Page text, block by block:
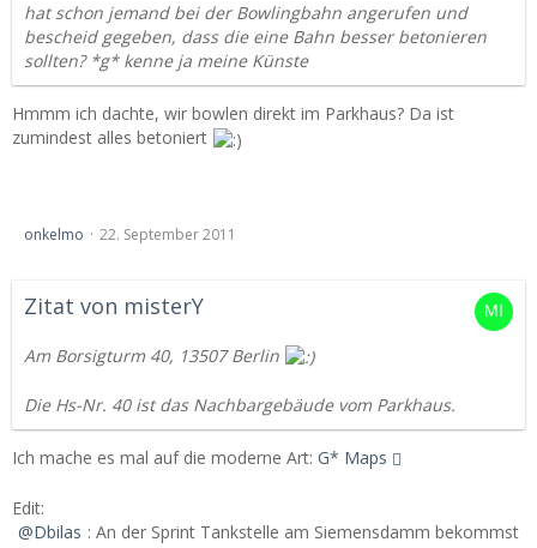
hat schon jemand bei der Bowlingbahn angerufen und
bescheid gegeben, dass die eine Bahn besser betonieren
sollten? *g* kenne ja meine Künste
Hmmm ich dachte, wir bowlen direkt im Parkhaus? Da ist
zumindest alles betoniert
onkelmo 22. September 2011
Zitat von misterY
Am Borsigturm 40, 13507 Berlin
Die Hs-Nr. 40 ist das Nachbargebäude vom Parkhaus.
Ich mache es mal auf die moderne Art: G* Maps
Edit:
Dbilas : An der Sprint Tankstelle am Siemensdamm bekommst